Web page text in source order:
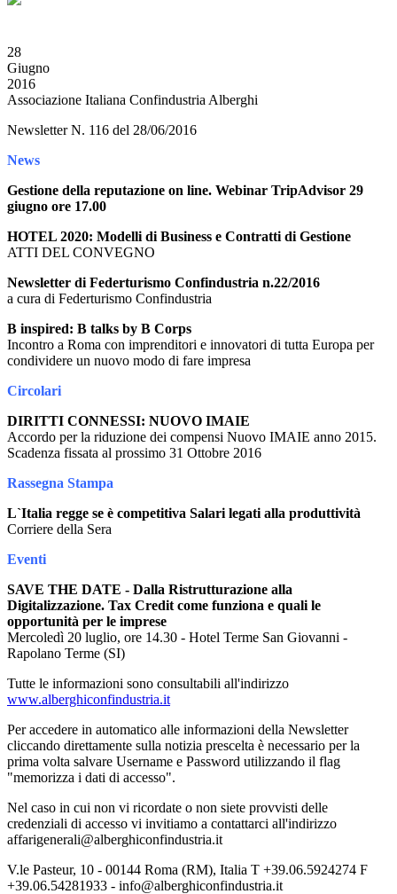
28
Giugno
2016
Associazione Italiana Confindustria Alberghi
Newsletter N. 116 del 28/06/2016
News
Gestione della reputazione on line. Webinar TripAdvisor 29
giugno ore 17.00
HOTEL 2020: Modelli di Business e Contratti di Gestione
ATTI DEL CONVEGNO
Newsletter di Federturismo Confindustria n.22/2016
a cura di Federturismo Confindustria
B inspired: B talks by B Corps
Incontro a Roma con imprenditori e innovatori di tutta Europa per
condividere un nuovo modo di fare impresa
Circolari
DIRITTI CONNESSI: NUOVO IMAIE
Accordo per la riduzione dei compensi Nuovo IMAIE anno 2015.
Scadenza fissata al prossimo 31 Ottobre 2016
Rassegna Stampa
L`Italia regge se è competitiva Salari legati alla produttività
Corriere della Sera
Eventi
SAVE THE DATE - Dalla Ristrutturazione alla
Digitalizzazione. Tax Credit come funziona e quali le
opportunità per le imprese
Mercoledì 20 luglio, ore 14.30 - Hotel Terme San Giovanni -
Rapolano Terme (SI)
Tutte le informazioni sono consultabili all'indirizzo
www.alberghiconfindustria.it
Per accedere in automatico alle informazioni della Newsletter
cliccando direttamente sulla notizia prescelta è necessario per la
prima volta salvare Username e Password utilizzando il flag
"memorizza i dati di accesso".
Nel caso in cui non vi ricordate o non siete provvisti delle
credenziali di accesso vi invitiamo a contattarci all'indirizzo
affarigenerali@alberghiconfindustria.it
V.le Pasteur, 10 - 00144 Roma (RM), Italia T +39.06.5924274 F
+39.06.54281933 - info@alberghiconfindustria.it